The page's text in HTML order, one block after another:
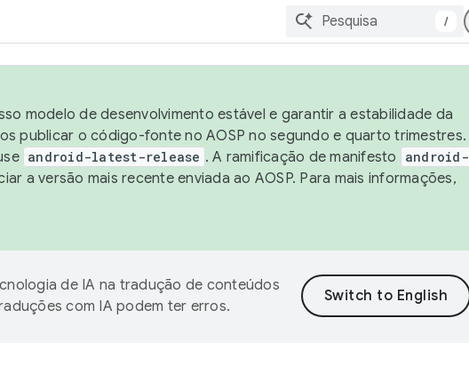
/
modelo de desenvolvimento estável e garantir a estabilidade da
publicar o código-fonte no AOSP no segundo e quarto trimestres.
android-latest-release . A ramificação de manifesto
android-
a versão mais recente enviada ao AOSP. Para mais informações,
de IA na tradução de conteúdos
com IA podem ter erros.